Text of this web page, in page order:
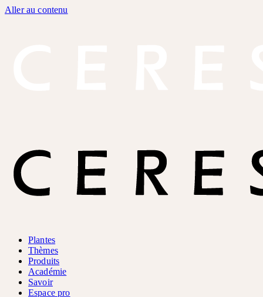
Aller au contenu
Plantes
Thèmes
Produits
Académie
Savoir
Espace pro